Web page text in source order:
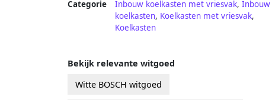
Categorie Inbouw koelkasten met vriesvak, Inbouw
koelkasten, Koelkasten met vriesvak,
Koelkasten
Bekijk relevante witgoed
Witte BOSCH witgoed